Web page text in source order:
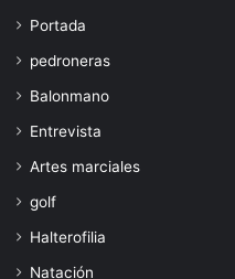
Portada
pedroneras
Balonmano
Entrevista
Artes marciales
golf
Halterofilia
Natación